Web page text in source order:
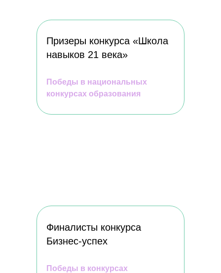
Призеры конкурса «Школа
навыков 21 века»
Победы в национальных
конкурсах образования
Финалисты конкурса
Бизнес-успех
Победы в конкурсах